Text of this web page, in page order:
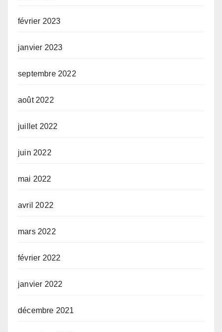
février 2023
janvier 2023
septembre 2022
août 2022
juillet 2022
juin 2022
mai 2022
avril 2022
mars 2022
février 2022
janvier 2022
décembre 2021